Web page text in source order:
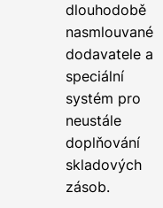
dlouhodobě
nasmlouvané
dodavatele a
speciální
systém pro
neustále
doplňování
skladových
zásob.